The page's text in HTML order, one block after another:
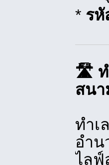
* ร
🛣️ ท
สน
ทำเ
อำน
ไลฟ์